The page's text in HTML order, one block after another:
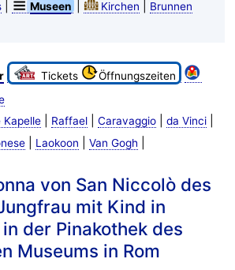
| Museen Kirchen
Brunnen
Tickets
Öffnungszeiten
Kapelle| Raffael| Caravaggio| da Vinci|
| Laokoon Van Gogh
von San Niccolò des
mit Kind in
der Pinakothek des
Museums in Rom